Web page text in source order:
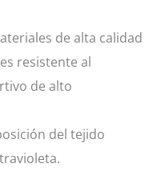
de alta calidad
resistente al
de alto
del tejido